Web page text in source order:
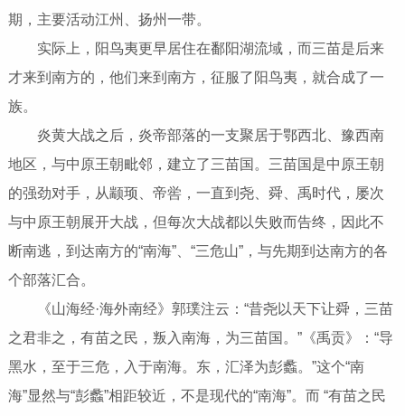
期，主要活动江州、扬州一带。
实际上，阳鸟夷更早居住在鄱阳湖流域，而三苗是后来
才来到南方的，他们来到南方，征服了阳鸟夷，就合成了一
族。
炎黄大战之后，炎帝部落的一支聚居于鄂西北、豫西南
地区，与中原王朝毗邻，建立了三苗国。三苗国是中原王朝
的强劲对手，从颛顼、帝喾，一直到尧、舜、禹时代，屡次
与中原王朝展开大战，但每次大战都以失败而告终，因此不
断南逃，到达南方的“南海”、“三危山”，与先期到达南方的各
个部落汇合。
《山海经·海外南经》郭璞注云：“昔尧以天下让舜，三苗
之君非之，有苗之民，叛入南海，为三苗国。”《禹贡》：“导
黑水，至于三危，入于南海。东，汇泽为彭蠡。”这个“南
海”显然与“彭蠡”相距较近，不是现代的“南海”。而 “有苗之民